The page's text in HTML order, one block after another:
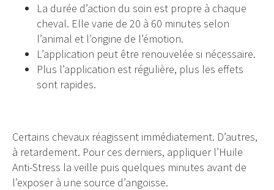
La durée d’action du soin est propre à chaque
cheval. Elle varie de 20 à 60 minutes selon
l’animal et l’origine de l’émotion.
L’application peut être renouvelée si nécessaire.
Plus l’application est régulière, plus les effets
sont rapides.
Certains chevaux réagissent immédiatement. D’autres,
à retardement. Pour ces derniers, appliquer l’Huile
Anti-Stress la veille puis quelques minutes avant de
l’exposer à une source d’angoisse.